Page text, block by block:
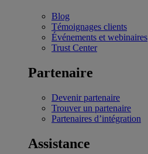
Blog
Témoignages clients
Événements et webinaires
Trust Center
Partenaire
Devenir partenaire
Trouver un partenaire
Partenaires d’intégration
Assistance